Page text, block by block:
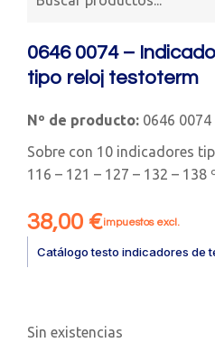
0646 0074 –
tipo reloj testoterm
Nº de producto: 0646 0074
Sobre con 10 indicadores
116 – 121 – 127 – 132 – 138
38,00 €impuestos excl.
Catálogo testo indicadores de
Sin existencias